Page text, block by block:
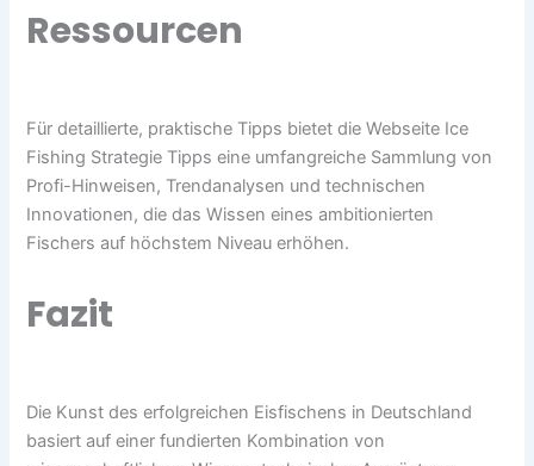
Ressourcen
Für detaillierte, praktische Tipps bietet die Webseite Ice
Fishing Strategie Tipps eine umfangreiche Sammlung von
Profi-Hinweisen, Trendanalysen und technischen
Innovationen, die das Wissen eines ambitionierten
Fischers auf höchstem Niveau erhöhen.
Fazit
Die Kunst des erfolgreichen Eisfischens in Deutschland
basiert auf einer fundierten Kombination von